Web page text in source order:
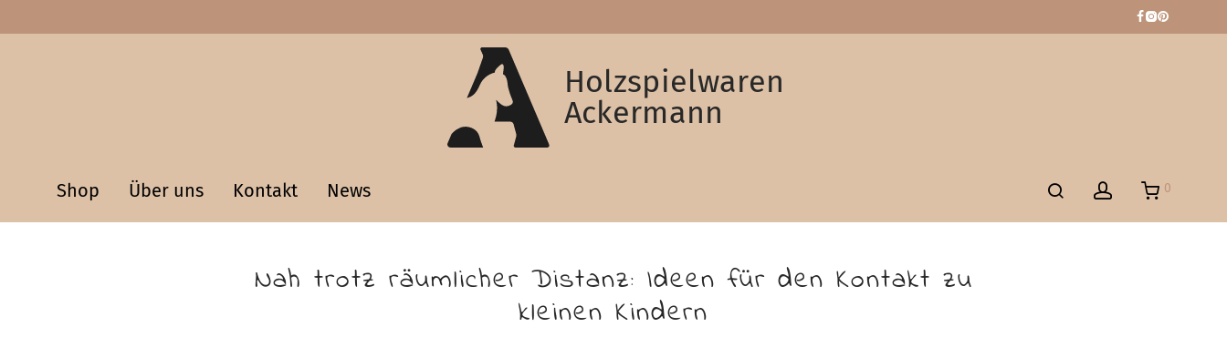
Holzspielwaren
Ackermann
Shop Über uns Kontakt News 0
Nah trotz räumlicher Distanz: Ideen für den Kontakt zu
kleinen Kindern